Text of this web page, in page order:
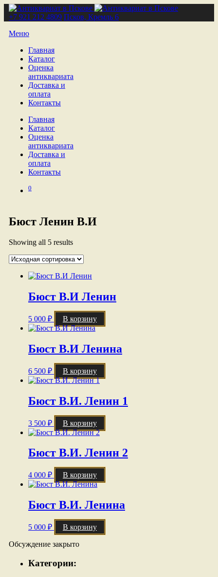
+7 921 212 4809 Псков, Кремль 6
Меню
Главная
Каталог
Оценка
антиквариата
Доставка и
оплата
Контакты
Главная
Каталог
Оценка
антиквариата
Доставка и
оплата
Контакты
0
Бюст Ленин В.И
Showing all 5 results
Бюст В.И Ленин
5 000 ₽ В корзину
Бюст В.И Ленина
6 500 ₽ В корзину
Бюст В.И. Ленин 1
3 500 ₽ В корзину
Бюст В.И. Ленин 2
4 000 ₽ В корзину
Бюст В.И. Ленина
5 000 ₽ В корзину
Обсуждение закрыто
Категории: